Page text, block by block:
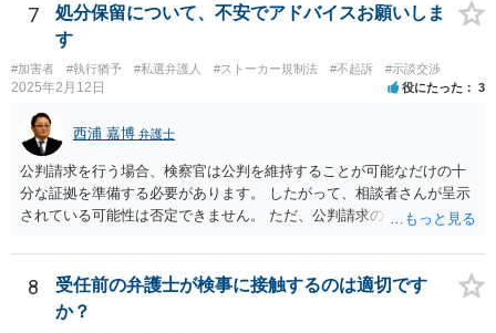
に、示談を行うとすれば少しでも早い方がいいです。 被害者の動きを
待って、ということは通常しません。 ④について、示談をされたいと
いうことであれば、弁護士に依頼され、弁護士を通じて警察に対し、
被害者の連絡先を教えてもらえないかとお願いする方法があります。
最終的に応じるかは被害者の意向次第ですが、「加害者」本人に被害
者の情報を伝えるというのはなかなか応じてもらうのは難しいです
が、 弁護士限りで、などと条件を付けることで応じていただける可能
性があります。 以上踏まえて、お近くの弁護士事務所にご相談されて
みてください。
7
処分保留について、不安でアドバイスお願いしま
す
#加害者 #執行猶予 #私選弁護人 #ストーカー規制法 #不起訴 #示談交渉
2025年2月12日 役にたった 3
西浦 嘉博 弁護士
公判請求を行う場合、検察官は公判を維持することが可能なだけの十
分な証拠を準備する必要があります。 したがって、相談者さんが呈示
されている可能性は否定できません。 ただ、公判請求の可能性が完全
いのではないかと思われます。 繰り返しますが、ご依頼されている弁
護人とご相談ください。
8
受任前の弁護士が検事に接触するのは適切です
か？